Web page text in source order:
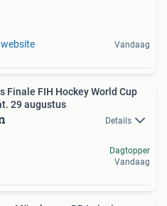
Vandaag
Finale FIH Hockey World Cup
29 augustus
Details
Dagtopper
Vandaag